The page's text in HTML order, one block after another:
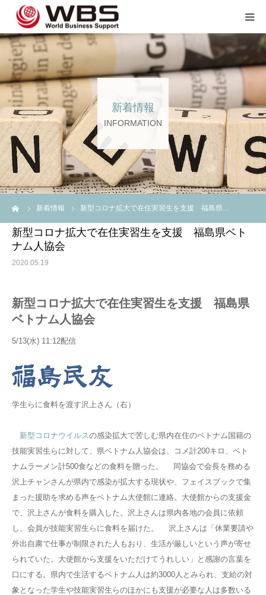
新着情報
INFORMATION
新着情報 新型コロナ拡大で在住実習生を支援 福島県…
新型コロナ拡大で在住実習生を支援 福島県ベト
ナム人協会
2020.05.19
新型コロナ拡大で在住実習生を支援 福島県
ベトナム人協会
5/13(水) 11:12配信
学生らに食料を渡す沢上さん（右）
新型コロナウイルスの感染拡大で苦しむ県内在住のベトナム国籍の
技能実習生らに対して、県ベトナム人協会は、コメ計200キロ、ベト
ナムラーメン計500食などの食料を贈った。 同協会で会長を務める
沢上チャンさんが県内で感染が拡大する現状や、フェイスブックで集
まった援助を求める声をベトナム大使館に連絡。大使館からの支援金
で、沢上さんが食料を購入した。沢上さんは県内各地の会員に依頼
し、会員が技能実習生らに食料を届けた。 沢上さんは「休業要請や
外出自粛で仕事が制限された人もおり、生活が厳しいという声が寄せ
られていた。大使館から支援をいただけてうれしい」と感謝の言葉を
口にする。県内で生活するベトナム人は約3000人とみられ、支給の対
象となった学生や技能実習生らのほかにも支援が必要な人は多数いる
JP TOP
企業のご担当者の方へ
スタッフ登録の方へ💖💖
企業案内
言語